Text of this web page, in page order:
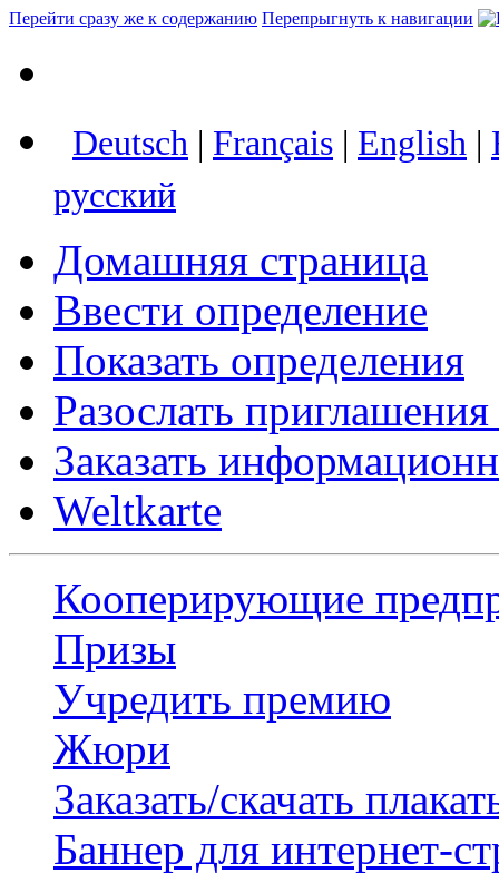
Перейти сразу же к содержанию Перепрыгнуть к навигации
Deutsch | Français | English |
русский
Домашняя страница
Ввести определение
Показать определения
Разослать
Заказать
Weltkarte
Кооперирующие
Призы
Учредить премию
Жюри
Заказать/скачать
Баннер для интернет-